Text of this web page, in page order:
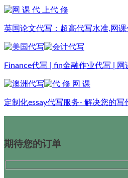
英国论文代写：超高代写水准,网课
Finance代写 | fin金融作业代写 | 网
定制化essay代写服务- 解决您的写
期待您的订单